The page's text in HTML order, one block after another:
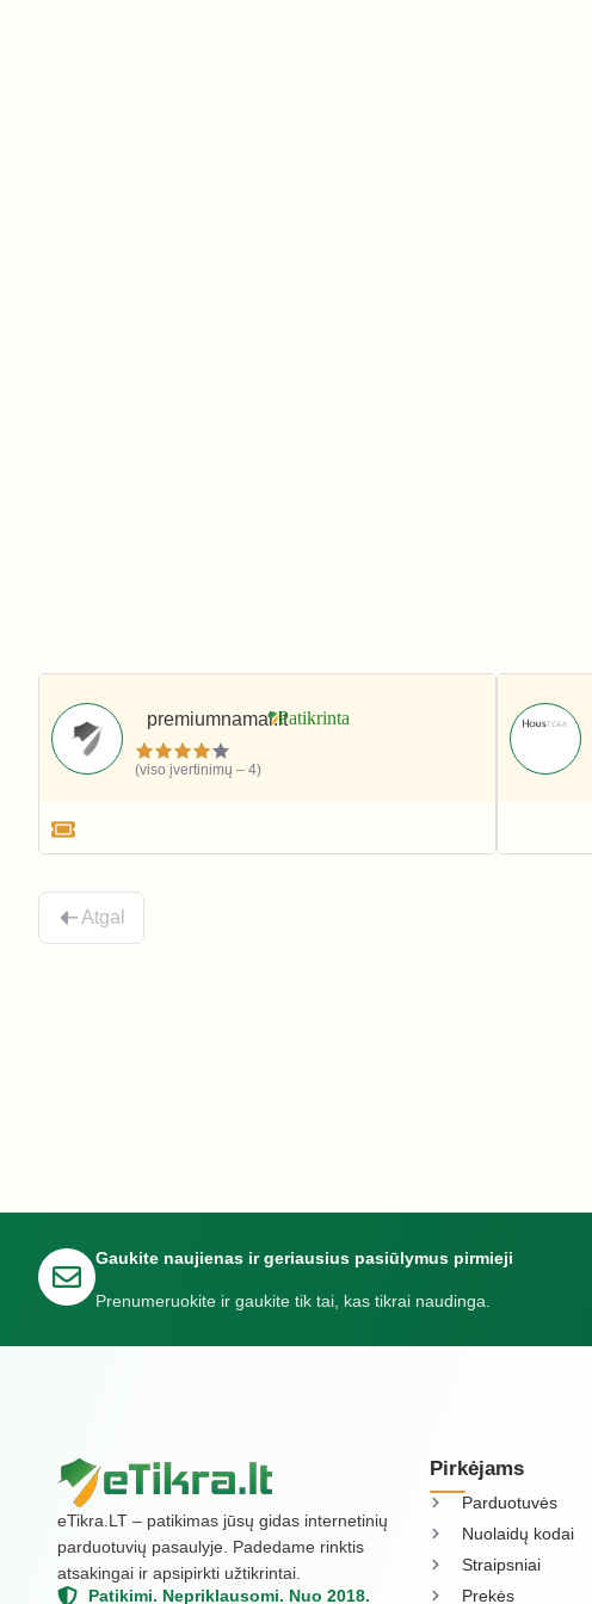
premiumnamai.lt
(viso įvertinimų – 4)
Atgal
Gaukite naujienas ir geriausius pasiūlymus pirmieji
Prenumeruokite ir gaukite tik tai, kas tikrai naudinga.
eTikra.LT – patikimas jūsų gidas internetinių
parduotuvių pasaulyje. Padedame rinktis
atsakingai ir apsipirkti užtikrintai.
Patikimi. Nepriklausomi. Nuo 2018.
Pirkėjams
Parduotuvės
Nuolaidų kodai
Straipsniai
Prekės